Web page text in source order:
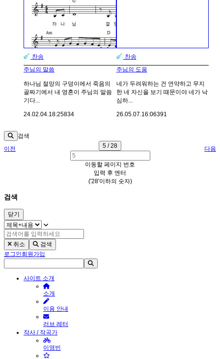
찬송
주님의 말씀
하나님 절망의 구덩이에서 죽음의
골짜기에서 내 영혼이 주님의 말씀
기다...
24.02.04.18:25834
찬송
주님의 도움
네가 두려워하는 건 연약하고 무지
한 네 자신을 보기 때문이야 네가 낙
심하...
26.05.07.16:06391
검색
이전
5 / 28
이동할 페이지 번호
입력 후 엔터
('28'이하의 숫자)
다음
검색
닫기
취소
검색
로그인회원가입
사이트 소개
소개
이용 안내
러브 레터
작사 / 작곡가
이영빈